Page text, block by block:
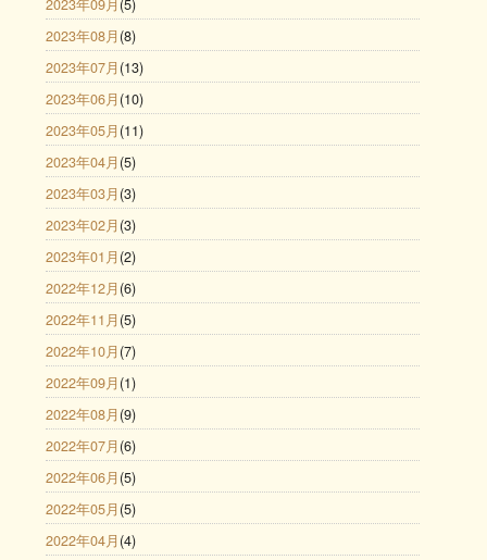
2023年09月 (5)
2023年08月 (8)
2023年07月 (13)
2023年06月 (10)
2023年05月 (11)
2023年04月 (5)
2023年03月 (3)
2023年02月 (3)
2023年01月 (2)
2022年12月 (6)
2022年11月 (5)
2022年10月 (7)
2022年09月 (1)
2022年08月 (9)
2022年07月 (6)
2022年06月 (5)
2022年05月 (5)
2022年04月 (4)